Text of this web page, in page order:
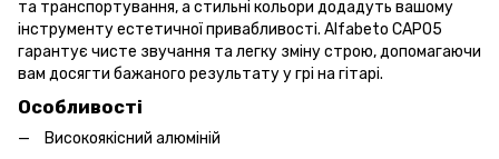
та транспортування, а стильні кольори додадуть вашому
інструменту естетичної привабливості. Alfabeto CAPO5
гарантує чисте звучання та легку зміну строю, допомагаючи
вам досягти бажаного результату у грі на гітарі.
Особливості
Високоякісний алюміній